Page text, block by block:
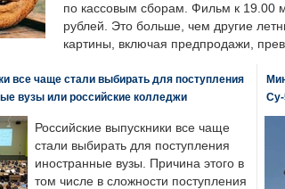
по кассовым сборам. Фильм к 19.00
рублей. Это больше, чем другие
картины, включая предпродажи,
все чаще стали выбирать для поступления
вузы или российские колледжи
Российские выпускники все чаще
стали выбирать для поступления
иностранные вузы. Причина этого в
том числе в сложности поступления
Су-